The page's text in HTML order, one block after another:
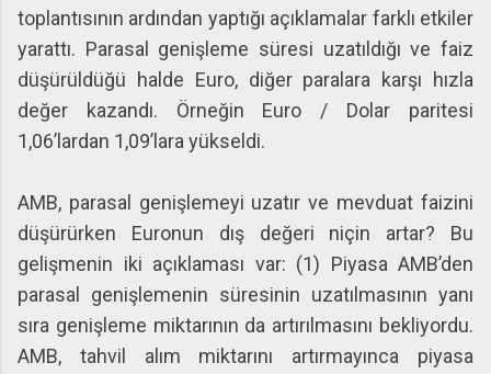
toplantısının ardından yaptığı açıklamalar farklı etkiler
yarattı. Parasal genişleme süresi uzatıldığı ve faiz
düşürüldüğü halde Euro, diğer paralara karşı hızla
değer kazandı. Örneğin Euro / Dolar paritesi
1,06’lardan 1,09’lara yükseldi.
AMB, parasal genişlemeyi uzatır ve mevduat faizini
düşürürken Euronun dış değeri niçin artar? Bu
gelişmenin iki açıklaması var: (1) Piyasa AMB’den
parasal genişlemenin süresinin uzatılmasının yanı
sıra genişleme miktarının da artırılmasını bekliyordu.
AMB, tahvil alım miktarını artırmayınca piyasa